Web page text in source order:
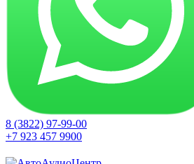
8 (3822) 97-99-00
+7 923 457 9900